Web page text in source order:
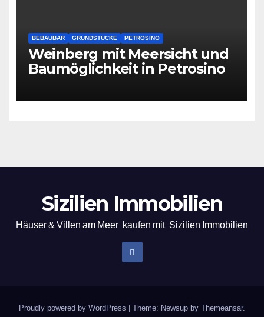
BEBAUBAR GRUNDSTÜCKE PETROSINO
Weinberg mit Meersicht und
Baumöglichkeit in Petrosino
Sizilien Immobilien
Häuser & Villen am Meer kaufen mit Sizilien Immobilien
Proudly powered by WordPress Theme: Newsup by Themeansar.